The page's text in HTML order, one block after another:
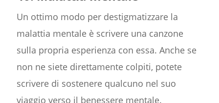
Un ottimo modo per destigmatizzare la
malattia mentale è scrivere una canzone
sulla propria esperienza con essa. Anche se
non ne siete direttamente colpiti, potete
scrivere di sostenere qualcuno nel suo
viaggio verso il benessere mentale.